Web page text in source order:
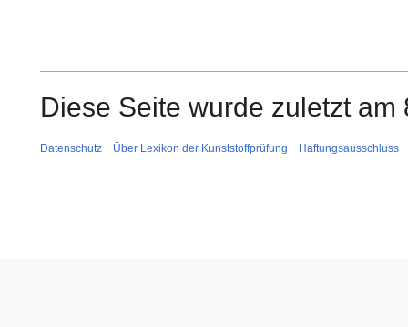
Diese Seite wurde zuletzt
Datenschutz Über Lexikon der Kunststoffprüfung Haftungsausschluss